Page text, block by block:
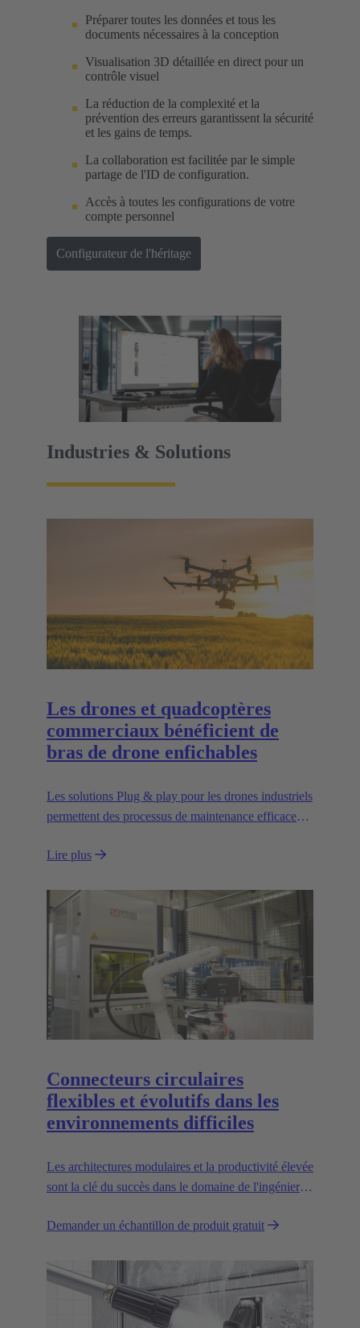
Préparer toutes les données et tous les
documents nécessaires à la conception
Visualisation 3D détaillée en direct pour un
contrôle visuel
La réduction de la complexité et la
prévention des erreurs garantissent la sécurité
et les gains de temps.
La collaboration est facilitée par le simple
partage de l'ID de configuration.
Accès à toutes les configurations de votre
compte personnel
Configurateur de l'héritage
Industries & Solutions
Les drones et quadcoptères
commerciaux bénéficient de
bras de drone enfichables
Les solutions Plug & play pour les drones industriels
permettent des processus de maintenance efficaces,
évolutivité, par exemple pour le transport de charges
Lire plus
Connecteurs circulaires
flexibles et évolutifs dans les
environnements difficiles
Les architectures modulaires et la productivité élevée
sont la clé du succès dans le domaine de l'ingénierie
et fiables sont essentielles pour ouvrir la voie.
Demander un échantillon de produit gratuit